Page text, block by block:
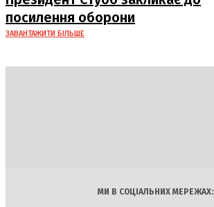
посилення оборони
ЗАВАНТАЖИТИ БІЛЬШЕ
МИ В СОЦІАЛЬНИХ МЕРЕЖАХ: